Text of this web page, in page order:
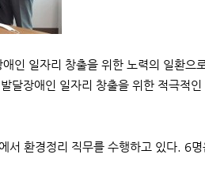
인 일자리 창출을 위한 노력의 일환으
달장애인 일자리 창출을 위한 적극적
환경정리 직무를 수행하고 있다. 6명